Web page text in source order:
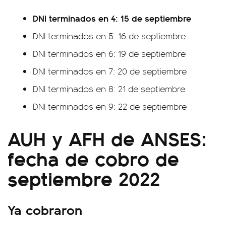
DNI terminados en 4: 15 de septiembre
DNI terminados en 5: 16 de septiembre
DNI terminados en 6: 19 de septiembre
DNI terminados en 7: 20 de septiembre
DNI terminados en 8: 21 de septiembre
DNI terminados en 9: 22 de septiembre
AUH y AFH de ANSES:
fecha de cobro de
septiembre 2022
Ya cobraron